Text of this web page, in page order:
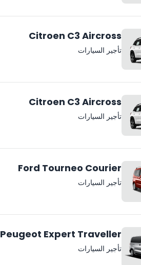
Citroen C3 Aircross
تأجير السيارات
Citroen C3 Aircross
تأجير السيارات
Ford Tourneo Courier
تأجير السيارات
Peugeot Expert Traveller
تأجير السيارات